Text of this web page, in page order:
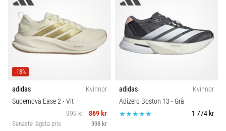
-13%
adidas
Kvinnor
Supernova Ease 2- Vit
999 kr
869 kr
Senaste lägsta pris 998 kr
adidas
Kvinnor
Adizero Boston 13 - Grå
1 774 kr